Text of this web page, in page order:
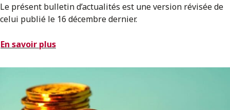
Le présent bulletin d’actualités est une version révisée de
celui publié le 16 décembre dernier.
En savoir plus